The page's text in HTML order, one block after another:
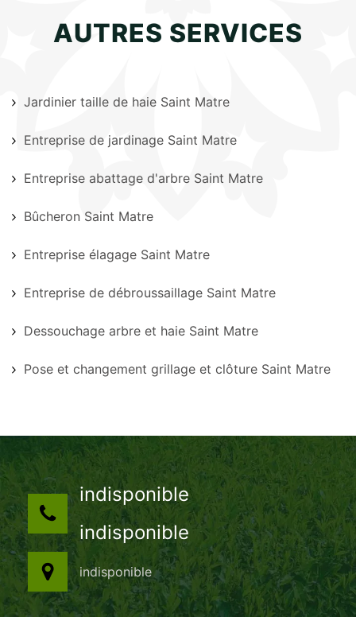
AUTRES SERVICES
Jardinier taille de haie Saint Matre
Entreprise de jardinage Saint Matre
Entreprise abattage d'arbre Saint Matre
Bûcheron Saint Matre
Entreprise élagage Saint Matre
Entreprise de débroussaillage Saint Matre
Dessouchage arbre et haie Saint Matre
Pose et changement grillage et clôture Saint Matre
indisponible
indisponible
indisponible